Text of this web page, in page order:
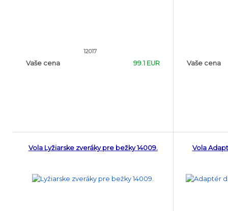
12017
Vaše cena 99.1 EUR Vaše cena
Vola Lyžiarske zveráky pre bežky 14009. Vola